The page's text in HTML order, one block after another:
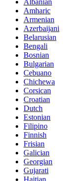
Amharic
Armenian
Azerbaijani
Belarusian
Bengali
Bosnian
Bulgarian
Cebuano
Chichewa
Corsican
Croatian
Dutch
Estonian
Filipino
Finnish
Frisian
Galician
Georgian
Gujarati
Haitian